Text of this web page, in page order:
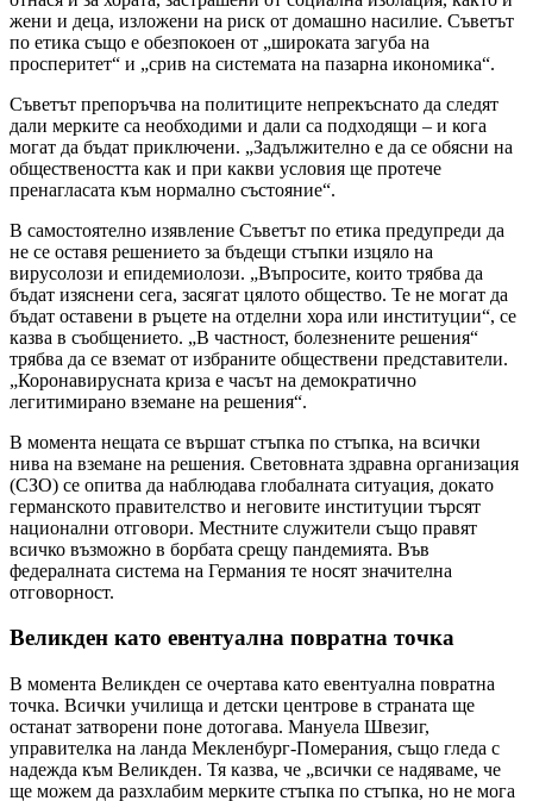
жени и деца, изложени на риск от домашно насилие. Съветът
по етика също е обезпокоен от „широката загуба на
просперитет“ и „срив на системата на пазарна икономика“.
Съветът препоръчва на политиците непрекъснато да следят
дали мерките са необходими и дали са подходящи – и кога
могат да бъдат приключени. „Задължително е да се обясни на
обществеността как и при какви условия ще протече
пренагласата към нормално състояние“.
В самостоятелно изявление Съветът по етика предупреди да
не се оставя решението за бъдещи стъпки изцяло на
вирусолози и епидемиолози. „Въпросите, които трябва да
бъдат изяснени сега, засягат цялото общество. Те не могат да
бъдат оставени в ръцете на отделни хора или институции“, се
казва в съобщението. „В частност, болезнените решения“
трябва да се вземат от избраните обществени представители.
„Коронавирусната криза е часът на демократично
легитимирано вземане на решения“.
В момента нещата се вършат стъпка по стъпка, на всички
нива на вземане на решения. Световната здравна организация
(СЗО) се опитва да наблюдава глобалната ситуация, докато
германското правителство и неговите институции търсят
национални отговори. Местните служители също правят
всичко възможно в борбата срещу пандемията. Във
федералната система на Германия те носят значителна
отговорност.
Великден като евентуална повратна точка
В момента Великден се очертава като евентуална повратна
точка. Всички училища и детски центрове в страната ще
останат затворени поне дотогава. Мануела Швезиг,
управителка на ланда Мекленбург-Померания, също гледа с
надежда към Великден. Тя казва, че „всички се надяваме, че
ще можем да разхлабим мерките стъпка по стъпка, но не мога